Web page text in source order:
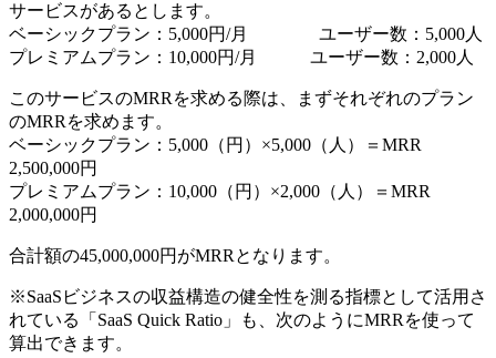
サービスがあるとします。
ベーシックプラン：5,000円/月 ユーザー数：5,000人
プレミアムプラン：10,000円/月 ユーザー数：2,000人
このサービスのMRRを求める際は、まずそれぞれのプラン
のMRRを求めます。
ベーシックプラン：5,000（円）×5,000（人）＝MRR
2,500,000円
プレミアムプラン：10,000（円）×2,000（人）＝MRR
2,000,000円
合計額の45,000,000円がMRRとなります。
※SaaSビジネスの収益構造の健全性を測る指標として活用さ
れている「SaaS Quick Ratio」も、次のようにMRRを使って
算出できます。